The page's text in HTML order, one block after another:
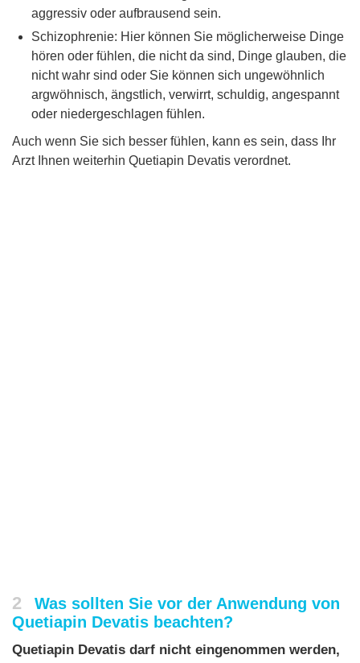
aggressiv oder aufbrausend sein.
Schizophrenie: Hier können Sie möglicherweise Dinge
hören oder fühlen, die nicht da sind, Dinge glauben, die
nicht wahr sind oder Sie können sich ungewöhnlich
argwöhnisch, ängstlich, verwirrt, schuldig, angespannt
oder niedergeschlagen fühlen.
Auch wenn Sie sich besser fühlen, kann es sein, dass Ihr
Arzt Ihnen weiterhin Quetiapin Devatis verordnet.
2
Was sollten Sie vor der Anwendung von
Quetiapin Devatis beachten?
Quetiapin Devatis darf nicht eingenommen werden,